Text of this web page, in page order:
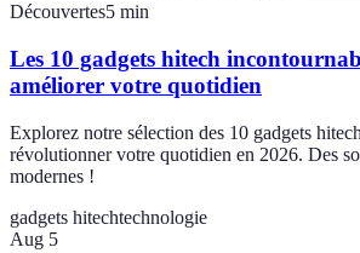
Découvertes5 min
Les 10 gadgets hitech
améliorer votre quotidien
Explorez notre sélection des 10 gadgets
révolutionner votre quotidien en 2026. Des
modernes !
gadgets hitechtechnologie
Aug 5